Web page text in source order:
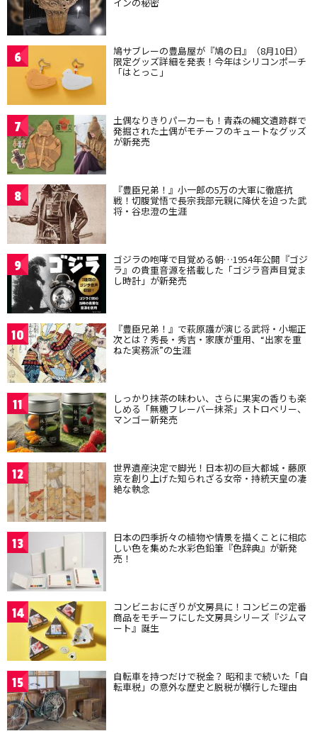
6 鳩サブレーの豊島屋が『鳩の日』（8月10日）
限定グッズ詳細を発表！今年はシリコンポーチ
「はとっこ」
7 土偶なりきりパーカーも！青森の縄文遺跡群で
発掘された土偶がモチーフのキュートなグッズ
が新発売
8 『豊臣兄弟！』小一郎の5万の大軍に徹底抗
戦！切腹覚悟で長宗我部元親に降伏を迫った武
将・谷忠澄の生涯
9 ゴジラの咆哮で目覚める朝…1954年公開『ゴジ
ラ』の貴重音源を搭載した「ゴジラ音声目覚ま
し時計」が新発売
10 『豊臣兄弟！』で萩原護が演じる武将・小堀正
次とは？秀長・秀吉・家康が重用、“出家を重
ねた実務派”の生涯
11 しっかり抹茶の味わい、さらに果実の香りも楽
しめる「無糖フレーバー抹茶」ストロベリー、
マンゴー新発売
12 世界遺産決定で脚光！日本初の巨大都城・藤原
京を創り上げた知られざる女帝・持統天皇の凄
絶な執念
13 日本の四季折々の植物や情景を描くことに相応
しい色を集めた水彩色鉛筆『色辞典』が新発
売！
14 コンビニおにぎりが文房具に！コンビニの定番
商品をモチーフにした文房具シリーズ『ジムマ
ート』誕生
15 自転車を持つだけで税金？ 昭和まで続いた「自
転車税」の意外な歴史と脱税が横行した理由